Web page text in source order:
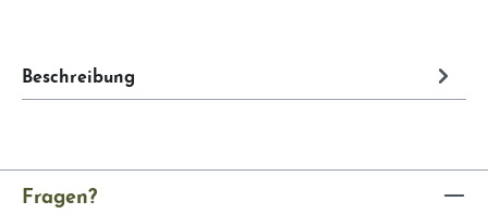
Beschreibung
Fragen?